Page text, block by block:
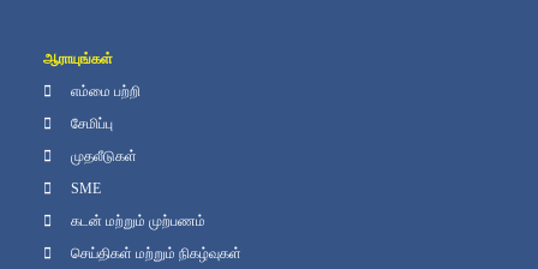
ஆராயுங்கள்
எம்மை பற்றி
சேமிப்பு
முதலீடுகள்
SME
கடன் மற்றும் முற்பணம்
செய்திகள் மற்றும் நிகழ்வுகள்